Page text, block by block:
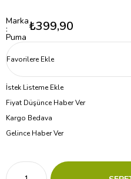
Marka
:
Puma
₺399,90
Favorilere Ekle
İstek Listeme Ekle
Fiyat Düşünce Haber Ver
Kargo Bedava
Gelince Haber Ver